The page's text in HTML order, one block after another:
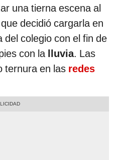
una tierna escena al
decidió cargarla en
colegio con el fin de
con la lluvia. Las
ternura en las redes